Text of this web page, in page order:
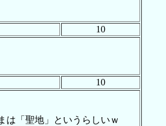
10
10
は「聖地」というらしいｗ